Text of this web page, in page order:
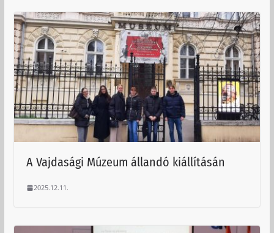
A Vajdasági Múzeum állandó kiállításán
2025.12.11.